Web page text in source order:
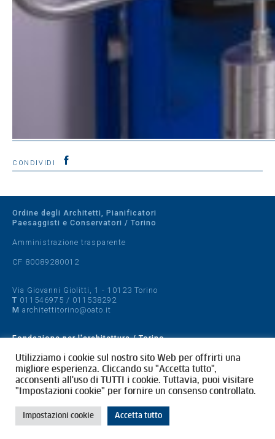
CONDIVIDI
Ordine degli Architetti, Pianificatori
Paesaggisti e Conservatori / Torino
Amministrazione trasparente
CF 80089280012
Via Giovanni Giolitti, 1 - 10123 Torino
T 011546975 / 011538292
M architettitorino@oato.it
Fondazione per l'architettura / Torino
Designed by quattrolinee.it
Cookie Policy
Privacy Policy
Utilizziamo i cookie sul nostro sito Web per offrirti una
migliore esperienza. Cliccando su "Accetta tutto",
acconsenti all'uso di TUTTI i cookie. Tuttavia, puoi visitare
"Impostazioni cookie" per fornire un consenso controllato.
Impostazioni cookie Accetta tutto